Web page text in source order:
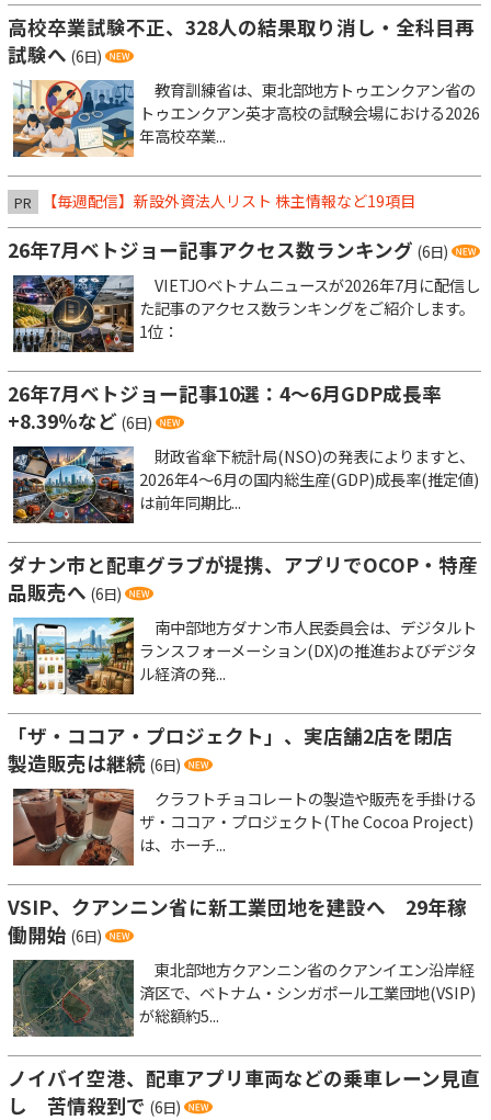
高校卒業試験不正、328人の結果取り消し・全科目再
試験へ (6日)
教育訓練省は、東北部地方トゥエンクアン省の
トゥエンクアン英才高校の試験会場における2026
年高校卒業...
PR 【毎週配信】新設外資法人リスト 株主情報など19項目
26年7月ベトジョー記事アクセス数ランキング (6日)
VIETJOベトナムニュースが2026年7月に配信し
た記事のアクセス数ランキングをご紹介します。
1位：
26年7月ベトジョー記事10選：4～6月GDP成長率
+8.39％など (6日)
財政省傘下統計局(NSO)の発表によりますと、
2026年4～6月の国内総生産(GDP)成長率(推定値)
は前年同期比...
ダナン市と配車グラブが提携、アプリでOCOP・特産
品販売へ (6日)
南中部地方ダナン市人民委員会は、デジタルト
ランスフォーメーション(DX)の推進およびデジタ
ル経済の発...
「ザ・ココア・プロジェクト」、実店舗2店を閉店
製造販売は継続 (6日)
クラフトチョコレートの製造や販売を手掛ける
ザ・ココア・プロジェクト(The Cocoa Project)
は、ホーチ...
VSIP、クアンニン省に新工業団地を建設へ 29年稼
働開始 (6日)
東北部地方クアンニン省のクアンイエン沿岸経
済区で、ベトナム・シンガポール工業団地(VSIP)
が総額約5...
ノイバイ空港、配車アプリ車両などの乗車レーン見直
し 苦情殺到で (6日)